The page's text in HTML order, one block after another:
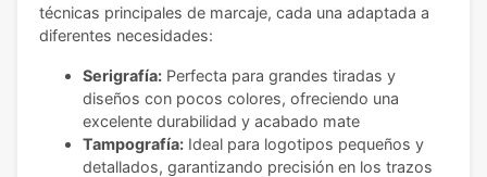
técnicas principales de marcaje, cada una adaptada a
diferentes necesidades:
Serigrafía: Perfecta para grandes tiradas y
diseños con pocos colores, ofreciendo una
excelente durabilidad y acabado mate
Tampografía: Ideal para logotipos pequeños y
detallados, garantizando precisión en los trazos